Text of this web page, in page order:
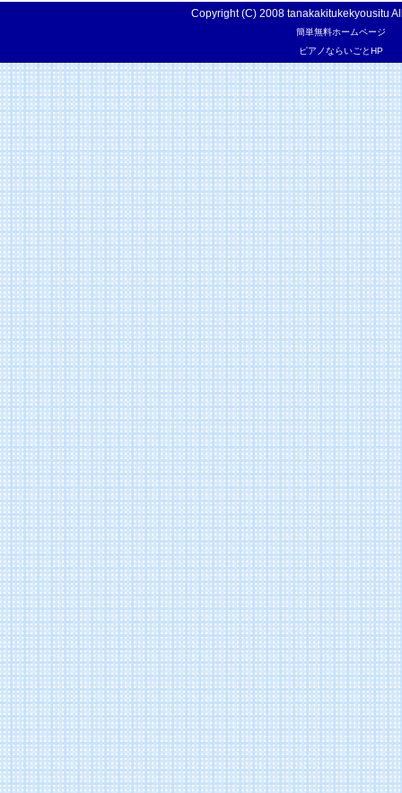
Copyright (C) 2008 tanakakitukekyousitu
簡単無料ホームページ
ピアノならいごとHP